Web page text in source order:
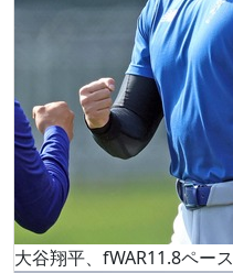
大谷翔平、fWAR11.8ペース